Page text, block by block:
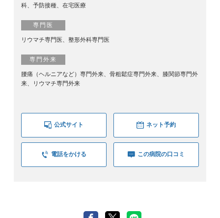
科、予防接種、在宅医療
専門医
リウマチ専門医、整形外科専門医
専門外来
腰痛（ヘルニアなど）専門外来、骨粗鬆症専門外来、膝関節専門外
来、リウマチ専門外来
公式サイト ネット予約
電話をかける この病院の口コミ